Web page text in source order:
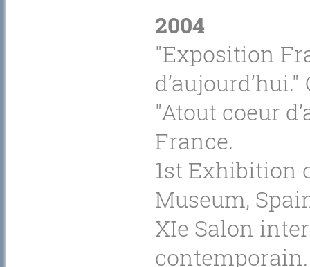
2004
"Exposition
"Atout coeur
France.
1st Exhibition
Museum,
XIe Salon